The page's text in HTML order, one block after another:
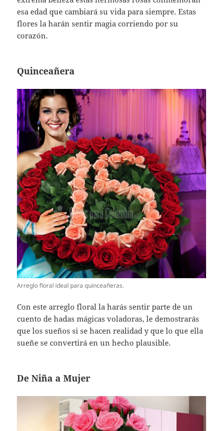
esa edad que cambiará su vida para siempre. Estas
flores la harán sentir magia corriendo por su
corazón.
Quinceañera
Arreglo floral ideal para quinceañeras.
Con este arreglo floral la harás sentir parte de un
cuento de hadas mágicas voladoras, le demostrarás
que los sueños si se hacen realidad y que lo que ella
sueñe se convertirá en un hecho plausible.
De Niña a Mujer